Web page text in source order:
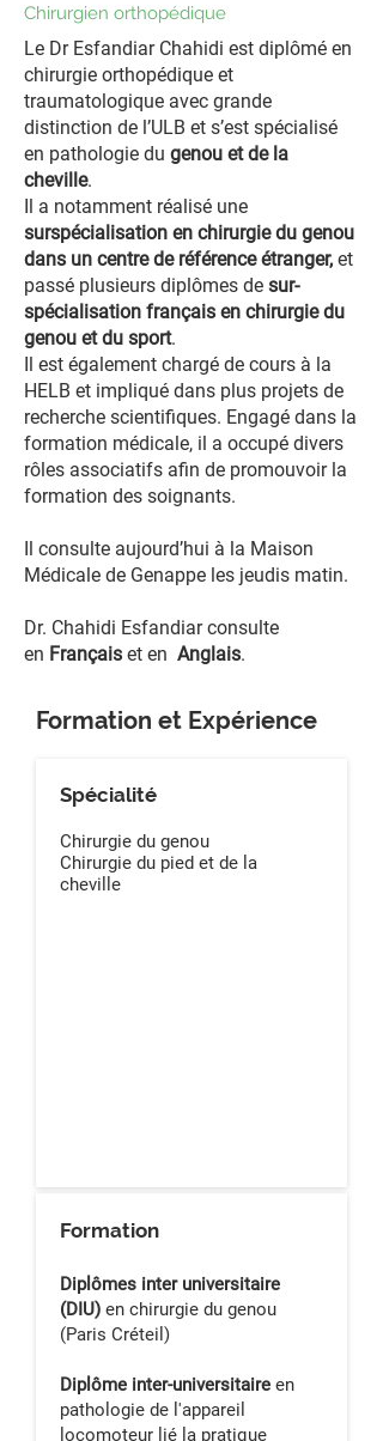
Chirurgien orthopédique
Le Dr Esfandiar Chahidi est diplômé en
chirurgie orthopédique et
traumatologique avec grande
distinction de l’ULB et s’est spécialisé
en pathologie du genou et de la
cheville.
Il a notamment réalisé une
surspécialisation en chirurgie du genou
dans un centre de référence étranger, et
passé plusieurs diplômes de sur-
spécialisation français en chirurgie du
genou et du sport.
Il est également chargé de cours à la
HELB et impliqué dans plus projets de
recherche scientifiques. Engagé dans la
formation médicale, il a occupé divers
rôles associatifs afin de promouvoir la
formation des soignants.
Il consulte aujourd’hui à la Maison
Médicale de Genappe les jeudis matin.
Dr. Chahidi Esfandiar consulte
en Français et en Anglais.
Formation et Expérience
Spécialité
Chirurgie du genou
Chirurgie du pied et de la
cheville
Formation
Diplômes inter universitaire
(DIU) en chirurgie du genou
(Paris Créteil)
Diplôme inter-universitaire en
pathologie de l'appareil
locomoteur lié la pratique